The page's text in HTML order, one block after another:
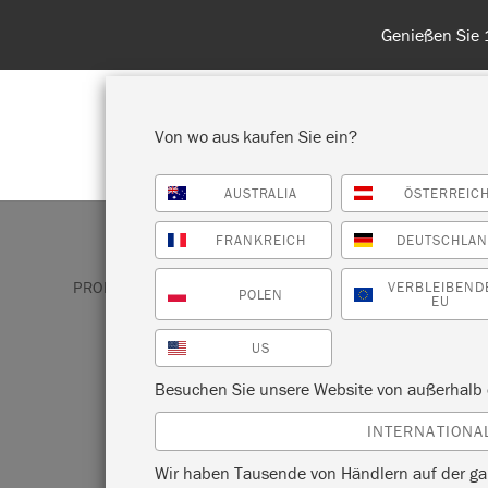
Entdecken
ALLE PRODUKTE ANZEIGEN
PRODUKTE WACHSE UND FINISHES
ANLEGEMILCH
GOLD SIZE
Von wo aus kaufen Sie ein?
AUSTRALIA ÖSTERREICH
FRANKREICH
POLEN EU
US
Besuchen Sie unsere Website von
Wir haben Tausende von Händlern auf der